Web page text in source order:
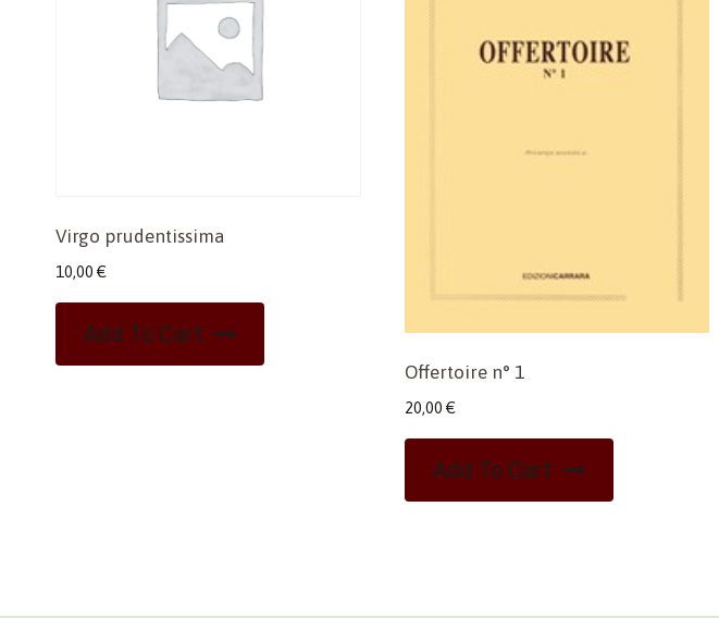
Virgo prudentissima
10,00 €
Add To Cart
Offertoire n° 1
20,00 €
Add To Cart